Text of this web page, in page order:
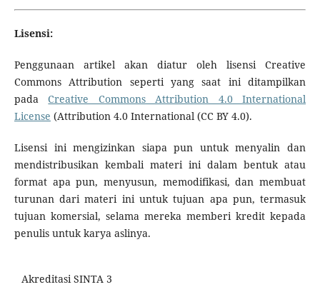
Lisensi:
Penggunaan artikel akan diatur oleh lisensi Creative
Commons Attribution seperti yang saat ini ditampilkan
padaCreative Commons Attribution 4.0 International
License (Attribution 4.0 International (CC BY 4.0).
Lisensi ini mengizinkan siapa pun untuk menyalin dan
mendistribusikan kembali materi ini dalam bentuk atau
format apa pun, menyusun, memodifikasi, dan membuat
turunan dari materi ini untuk tujuan apa pun, termasuk
tujuan komersial, selama mereka memberi kredit kepada
penulis untuk karya aslinya.
Akreditasi SINTA 3